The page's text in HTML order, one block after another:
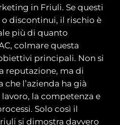
in Friuli. Se questi
discontinui, il rischio è
più di quanto
colmare questa
principali. Non si
reputazione, ma di
l’azienda ha già
la competenza e
Solo così il
si dimostra davvero